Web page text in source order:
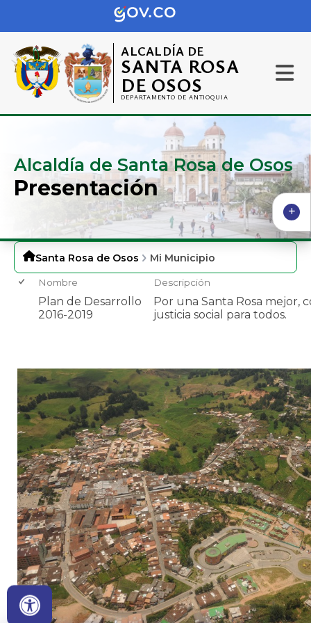
ALCALDÍA DE
SANTA ROSA
DE OSOS
DEPARTAMENTO DE ANTIOQUIA
Alcaldía de Santa Rosa de Osos
Presentación
Santa Rosa de Osos Mi Municipio
Nombre Descripción
Plan de Desarrollo
2016-2019
Por una Santa Rosa mejor,
justicia social para todos.